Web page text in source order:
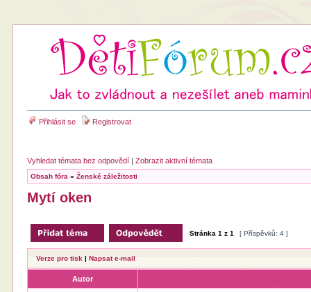
Přihlásit se Registrovat
Vyhledat témata bez odpovědí |Zobrazit aktivní témata
Obsah fóra »Ženské záležitosti
Mytí oken
Stránka1 z1 [ Příspěvků: 4 ]
Verze pro tisk |Napsat e-mail
Autor